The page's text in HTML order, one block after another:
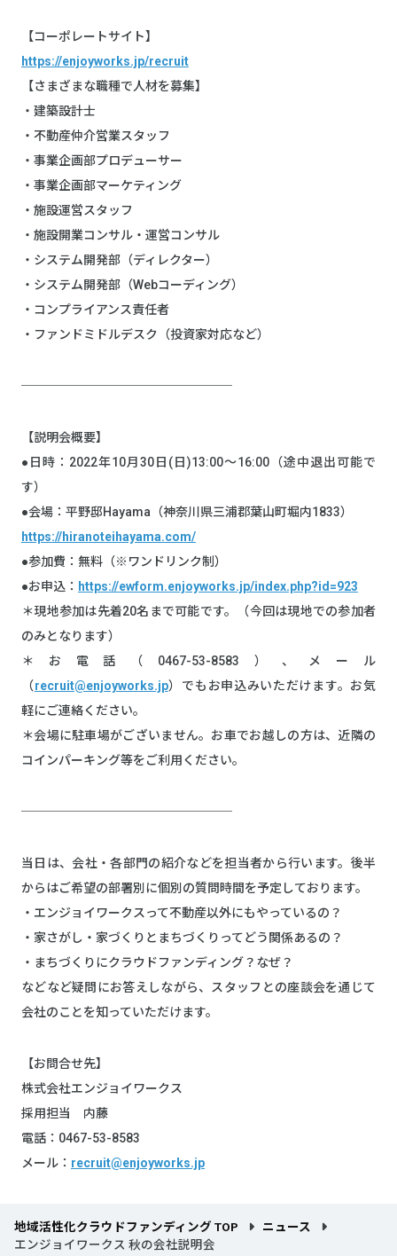
【コーポレートサイト】
https://enjoyworks.jp/recruit
【さまざまな職種で人材を募集】
・建築設計士
・不動産仲介営業スタッフ
・事業企画部プロデューサー
・事業企画部マーケティング
・施設運営スタッフ
・施設開業コンサル・運営コンサル
・システム開発部（ディレクター）
・システム開発部（Webコーディング）
・コンプライアンス責任者
・ファンドミドルデスク（投資家対応など）
─────────────────
【説明会概要】
●日時：2022年10月30日(日)13:00～16:00（途中退出可能で
す）
●会場：平野邸Hayama（神奈川県三浦郡葉山町堀内1833）
https://hiranoteihayama.com/
●参加費：無料（※ワンドリンク制）
●お申込： https://ewform.enjoyworks.jp/index.php?id=923
＊現地参加は先着20名まで可能です。（今回は現地での参加者
のみとなります）
＊お電話（0467-53-8583）、メール
（recruit@enjoyworks.jp）でもお申込みいただけます。お気
軽にご連絡ください。
＊会場に駐車場がございません。お車でお越しの方は、近隣の
コインパーキング等をご利用ください。
─────────────────
当日は、会社・各部門の紹介などを担当者から行います。後半
からはご希望の部署別に個別の質問時間を予定しております。
・エンジョイワークスって不動産以外にもやっているの？
・家さがし・家づくりとまちづくりってどう関係あるの？
・まちづくりにクラウドファンディング？なぜ？
などなど疑問にお答えしながら、スタッフとの座談会を通じて
会社のことを知っていただけます。
【お問合せ先】
株式会社エンジョイワークス
採用担当 内藤
電話：0467-53-8583
メール： recruit@enjoyworks.jp
地域活性化クラウドファンディング TOP
ニュース
エンジョイワークス 秋の会社説明会